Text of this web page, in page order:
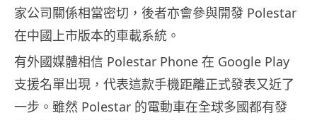
家公司關係相當密切，後者亦會參與開發 Polestar
在中國上市版本的車載系統。
有外國媒體相信 Polestar Phone 在 Google Play
支援名單出現，代表這款手機距離正式發表又近了
一步。雖然 Polestar 的電動車在全球多國都有發